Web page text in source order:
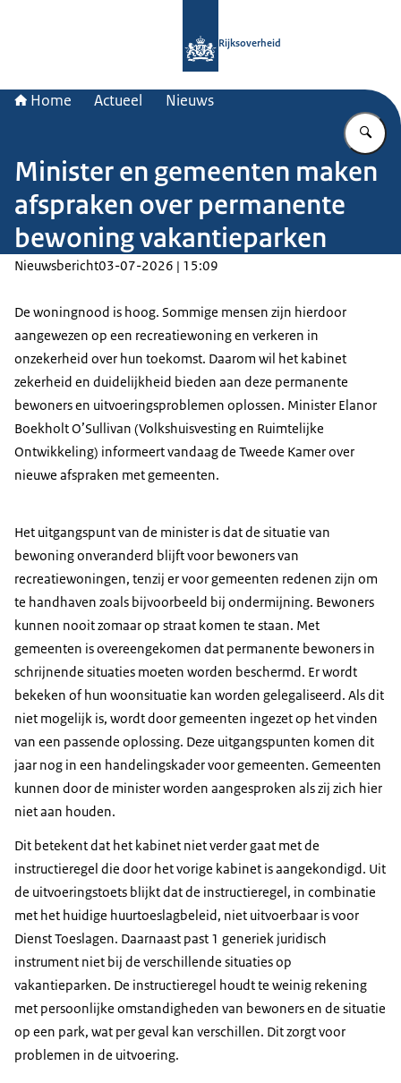
Rijksoverheid
Home Actueel Nieuws
Minister en gemeenten maken
afspraken over permanente
bewoning vakantieparken
Nieuwsbericht03-07-2026 | 15:09
De woningnood is hoog. Sommige mensen zijn hierdoor
aangewezen op een recreatiewoning en verkeren in
onzekerheid over hun toekomst. Daarom wil het kabinet
zekerheid en duidelijkheid bieden aan deze permanente
bewoners en uitvoeringsproblemen oplossen. Minister Elanor
Boekholt O’Sullivan (Volkshuisvesting en Ruimtelijke
Ontwikkeling) informeert vandaag de Tweede Kamer over
nieuwe afspraken met gemeenten.
Het uitgangspunt van de minister is dat de situatie van
bewoning onveranderd blijft voor bewoners van
recreatiewoningen, tenzij er voor gemeenten redenen zijn om
te handhaven zoals bijvoorbeeld bij ondermijning. Bewoners
kunnen nooit zomaar op straat komen te staan. Met
gemeenten is overeengekomen dat permanente bewoners in
schrijnende situaties moeten worden beschermd. Er wordt
bekeken of hun woonsituatie kan worden gelegaliseerd. Als dit
niet mogelijk is, wordt door gemeenten ingezet op het vinden
van een passende oplossing. Deze uitgangspunten komen dit
jaar nog in een handelingskader voor gemeenten. Gemeenten
kunnen door de minister worden aangesproken als zij zich hier
niet aan houden.
Dit betekent dat het kabinet niet verder gaat met de
instructieregel die door het vorige kabinet is aangekondigd. Uit
de uitvoeringstoets blijkt dat de instructieregel, in combinatie
met het huidige huurtoeslagbeleid, niet uitvoerbaar is voor
Dienst Toeslagen. Daarnaast past 1 generiek juridisch
instrument niet bij de verschillende situaties op
vakantieparken. De instructieregel houdt te weinig rekening
met persoonlijke omstandigheden van bewoners en de situatie
op een park, wat per geval kan verschillen. Dit zorgt voor
problemen in de uitvoering.